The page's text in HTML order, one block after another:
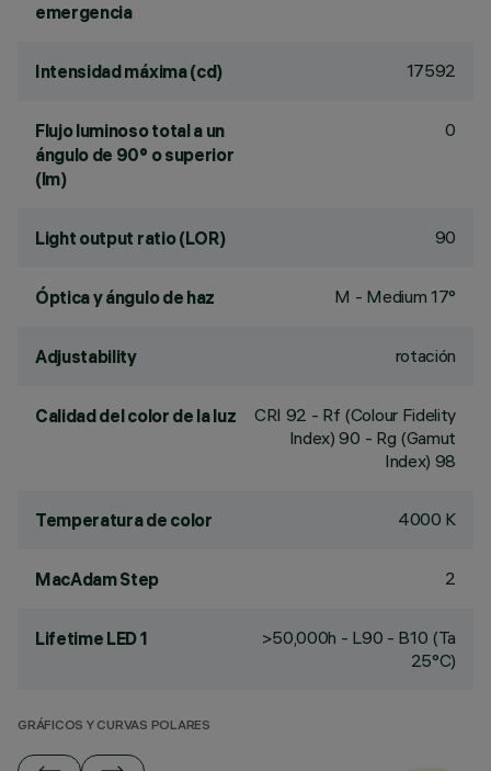
emergencia
Intensidad máxima (cd) 17592
Flujo luminoso total a un
ángulo de 90° o superior
(lm)
0
Light output ratio (LOR) 90
Óptica y ángulo de haz M - Medium 17°
Adjustability rotación
Calidad del color de la luz CRI 92 - Rf (Colour Fidelity
Index) 90 - Rg (Gamut
Index) 98
Temperatura de color 4000 K
MacAdam Step 2
Lifetime LED 1
>50,000h - L90 - B10 (Ta
25°C)
GRÁFICOS Y CURVAS POLARES